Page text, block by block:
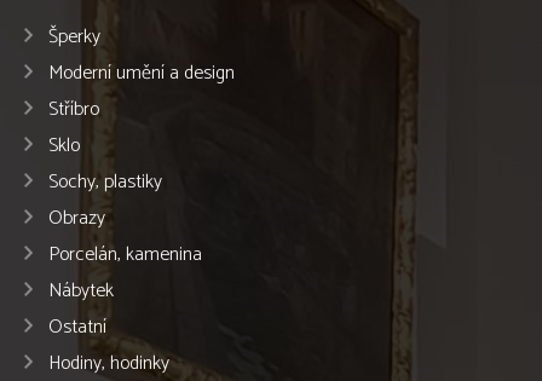
Šperky
Moderní umění a design
Stříbro
Sklo
Sochy, plastiky
Obrazy
Porcelán, kamenina
Nábytek
Ostatní
Hodiny, hodinky